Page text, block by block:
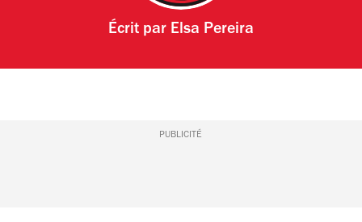
Écrit par Elsa Pereira
PUBLICITÉ